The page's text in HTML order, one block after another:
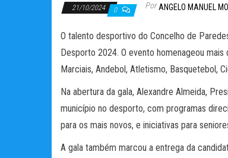
21/10/2024 0 Por ANGELO MANUEL
O talento desportivo do Concelho de
Desporto 2024. O evento homenageou
Marciais, Andebol, Atletismo, Basquetebol,
Na abertura da gala, Alexandre Almeida,
município no desporto, com programas
para os mais novos, e iniciativas para
A gala também marcou a entrega da